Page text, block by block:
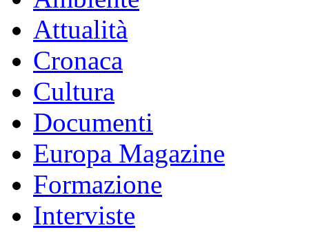
Attualità
Cronaca
Cultura
Documenti
Europa Magazine
Formazione
Interviste